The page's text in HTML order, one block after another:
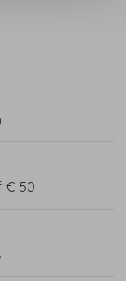
€ 50